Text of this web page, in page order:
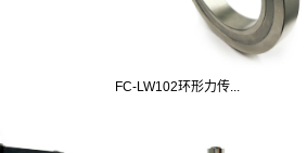
FC-LW102环形力传...